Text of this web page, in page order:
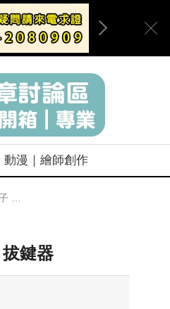
動漫｜繪師創作
鍵器